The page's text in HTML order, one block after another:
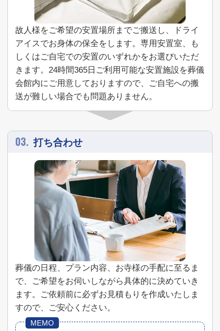
故人様をご希望の安置場所までご搬送し、ドライ
アイスでお身体の保全をします。専用安置室、も
しくはご自宅での安置のいずれかをお選びいただ
きます。24時間365日ご利用可能な安置施設を葬儀
会館内にご用意しておりますので、ご自宅への搬
送が難しい場合でも問題ありません。
03. 打ち合わせ
葬儀の日程、プラン内容、お寺様の手配に至るま
で、ご希望をお伺いしながら具体的に決めていき
ます。ご依頼前に必ずお見積もりを作成いたしま
すので、ご安心ください。